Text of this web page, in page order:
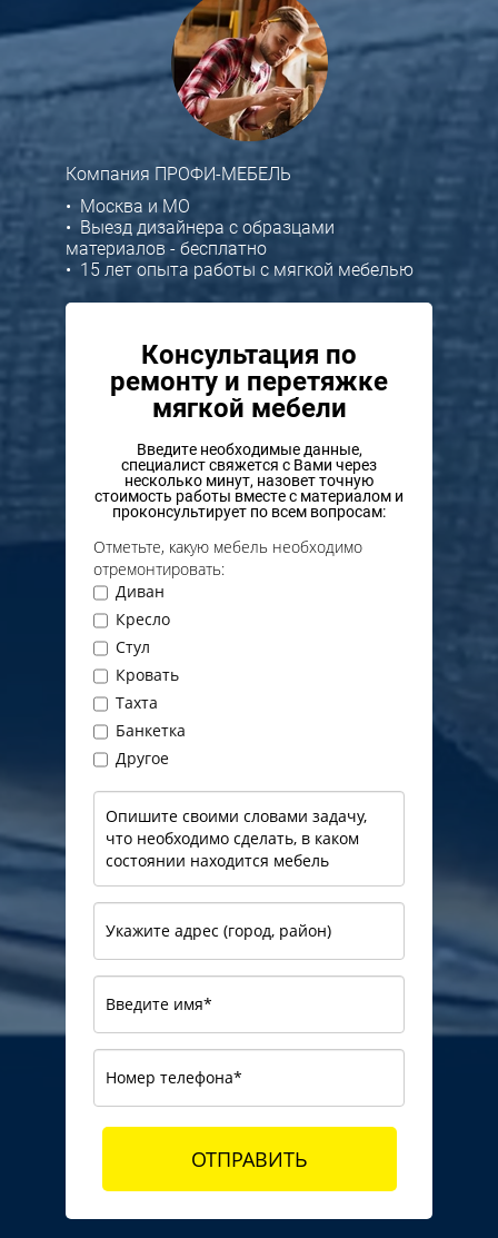
Компания ПРОФИ-МЕБЕЛЬ
• Москва и МО
• Выезд дизайнера с образцами
материалов - бесплатно
• 15 лет опыта работы с мягкой мебелью
Консультация по
ремонту и перетяжке
мягкой мебели
Введите необходимые данные,
специалист свяжется с Вами через
несколько минут, назовет точную
стоимость работы вместе с материалом и
проконсультирует по всем вопросам:
Отметьте, какую мебель необходимо
отремонтировать:
Диван
Кресло
Стул
Кровать
Тахта
Банкетка
Другое
ОТПРАВИТЬ